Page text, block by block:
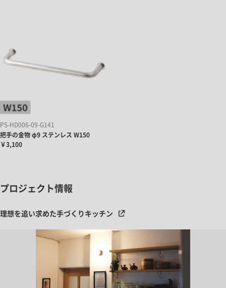
PS-HD006-09-G141
把手の金物 φ9 ステンレス W150
￥3,100
プロジェクト情報
理想を追い求めた手づくりキッチン